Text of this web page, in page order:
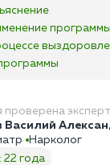
программы
проверена
Василий
Нарколог
22 года